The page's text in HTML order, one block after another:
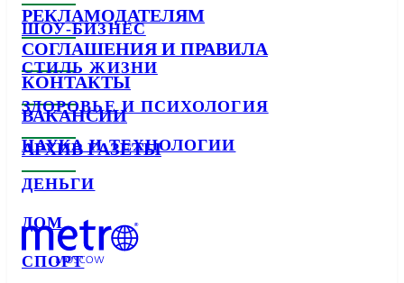
ШОУ-БИЗНЕС
СТИЛЬ ЖИЗНИ
ЗДОРОВЬЕ И ПСИХОЛОГИЯ
НАУКА И ТЕХНОЛОГИИ
ДЕНЬГИ
ДОМ
СПОРТ
РЕКЛАМОДАТЕЛЯМ
СОГЛАШЕНИЯ И ПРАВИЛА
КОНТАКТЫ
ВАКАНСИИ
АРХИВ ГАЗЕТЫ